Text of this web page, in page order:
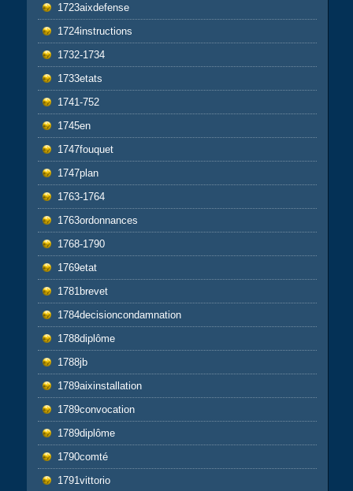
1723aixdefense
1724instructions
1732-1734
1733etats
1741-752
1745en
1747fouquet
1747plan
1763-1764
1763ordonnances
1768-1790
1769etat
1781brevet
1784decisioncondamnation
1788diplôme
1788jb
1789aixinstallation
1789convocation
1789diplôme
1790comté
1791vittorio